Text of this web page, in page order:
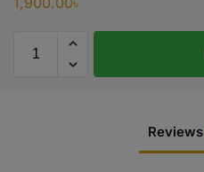
Reviews